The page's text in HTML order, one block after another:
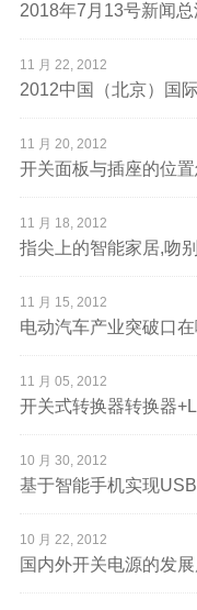
2018年7月13号新闻总
11 月 22, 2012
2012中国（北京）国
11 月 20, 2012
开关面板与插座的位置
11 月 18, 2012
指尖上的智能家居,吻
11 月 15, 2012
电动汽车产业突破口在
11 月 05, 2012
开关式转换器转换器
10 月 30, 2012
基于智能手机实现
10 月 22, 2012
国内外开关电源的发